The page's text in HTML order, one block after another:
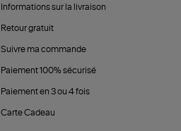
Informations sur la livraison
Retour gratuit
Suivre ma commande
Paiement 100% sécurisé
Paiement en 3 ou 4 fois
Carte Cadeau